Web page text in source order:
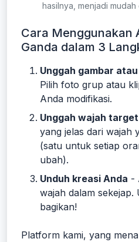
hasilnya, menjadi
Cara Menggunakan
Ganda dalam 3
Unggah gambar
Pilih foto grup atau
Anda modifikasi.
Unggah wajah target
yang jelas dari wajah
(satu untuk setiap
ubah).
Unduh kreasi Anda -
wajah dalam
bagikan!
Platform kami, yang